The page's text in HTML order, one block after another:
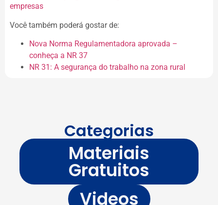
empresas
Você também poderá gostar de:
Nova Norma Regulamentadora aprovada –
conheça a NR 37
NR 31: A segurança do trabalho na zona rural
Categorias
Materiais
Gratuitos
Videos